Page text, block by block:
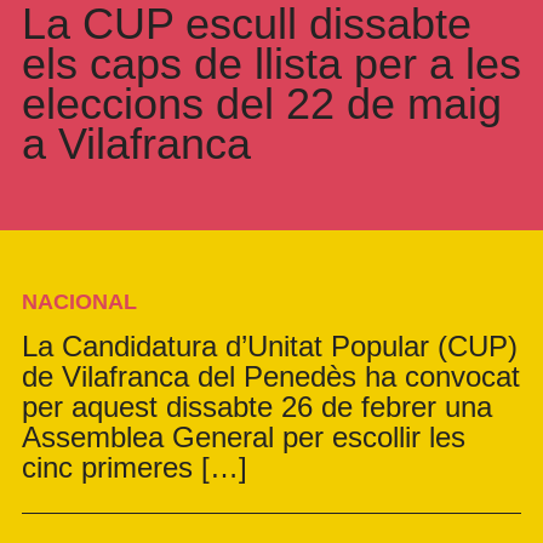
La CUP escull dissabte
els caps de llista per a les
eleccions del 22 de maig
a Vilafranca
NACIONAL
La Candidatura d’Unitat Popular (CUP)
de Vilafranca del Penedès ha convocat
per aquest dissabte 26 de febrer una
Assemblea General per escollir les
cinc primeres […]